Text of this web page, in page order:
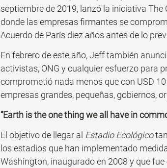
septiembre de 2019, lanzó la iniciativa
donde las empresas firmantes se
Acuerdo de París diez años antes de lo
En febrero de este año, Jeff también
activistas, ONG y cualquier esfuerzo para
comprometió nada menos que con USD
empresas grandes, pequeñas, gobiernos,
“Earth is the one thing we all have in
El objetivo de llegar al Estadio Ecológico
los estadios que han implementado
Washington, inaugurado en 2008 y que